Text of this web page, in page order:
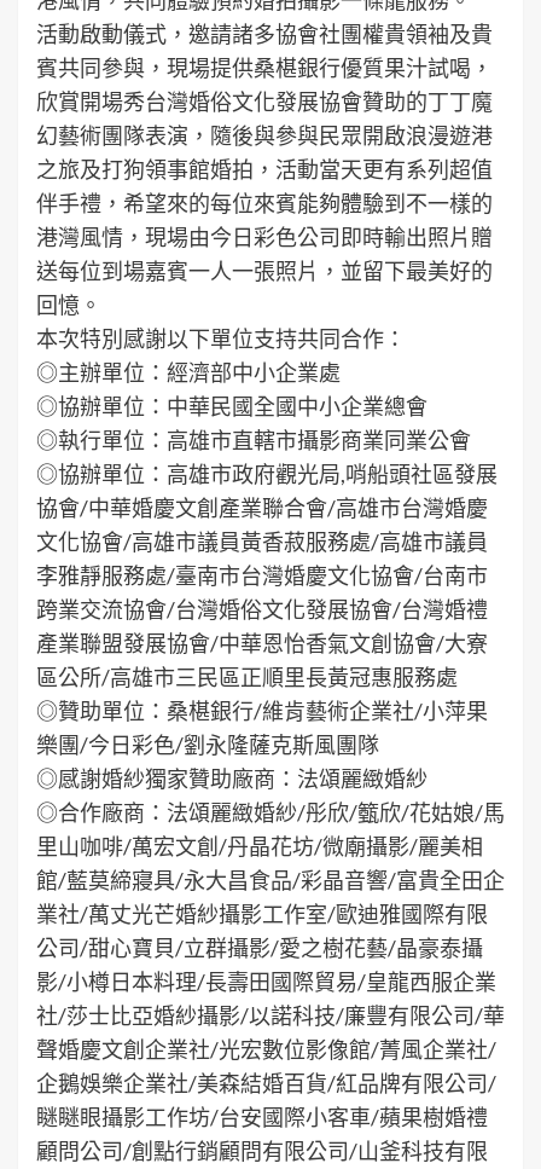
活動啟動儀式，邀請諸多協會社團權貴領袖及貴
賓共同參與，現場提供桑椹銀行優質果汁試喝，
欣賞開場秀台灣婚俗文化發展協會贊助的丁丁魔
幻藝術團隊表演，隨後與參與民眾開啟浪漫遊港
之旅及打狗領事館婚拍，活動當天更有系列超值
伴手禮，希望來的每位來賓能夠體驗到不一樣的
港灣風情，現場由今日彩色公司即時輸出照片贈
送每位到場嘉賓一人一張照片，並留下最美好的
回憶。
本次特別感謝以下單位支持共同合作：
◎主辦單位：經濟部中小企業處
◎協辦單位：中華民國全國中小企業總會
◎執行單位：高雄市直轄市攝影商業同業公會
◎協辦單位：高雄市政府觀光局,哨船頭社區發展
協會/中華婚慶文創產業聯合會/高雄市台灣婚慶
文化協會/高雄市議員黃香菽服務處/高雄市議員
李雅靜服務處/臺南市台灣婚慶文化協會/台南市
跨業交流協會/台灣婚俗文化發展協會/台灣婚禮
產業聯盟發展協會/中華恩怡香氣文創協會/大寮
區公所/高雄市三民區正順里長黃冠惠服務處
◎贊助單位：桑椹銀行/維肯藝術企業社/小萍果
樂團/今日彩色/劉永隆薩克斯風團隊
◎感謝婚紗獨家贊助廠商：法頌麗緻婚紗
◎合作廠商：法頌麗緻婚紗/彤欣/籈欣/花姑娘/馬
里山咖啡/萬宏文創/丹晶花坊/微廟攝影/麗美相
館/藍莫締寢具/永大昌食品/彩晶音響/富貴全田企
業社/萬丈光芒婚紗攝影工作室/歐迪雅國際有限
公司/甜心寶貝/立群攝影/愛之樹花藝/晶豪泰攝
影/小樽日本料理/長壽田國際貿易/皇龍西服企業
社/莎士比亞婚紗攝影/以諾科技/廉豐有限公司/華
聲婚慶文創企業社/光宏數位影像館/菁風企業社/
企鵝娛樂企業社/美森結婚百貨/紅品牌有限公司/
瞇瞇眼攝影工作坊/台安國際小客車/蘋果樹婚禮
顧問公司/創點行銷顧問有限公司/山釜科技有限